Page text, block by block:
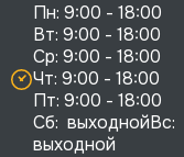
Пн: 9:00 - 18:00
Вт: 9:00 - 18:00
Ср: 9:00 - 18:00
Чт: 9:00 - 18:00
Пт: 9:00 - 18:00
Сб:  выходнойВс:
выходной